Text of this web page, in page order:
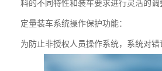
料的不同特性和装车要求进行灵活的调
定量装车系统操作保护功能：
为防止非授权人员操作系统，系统对